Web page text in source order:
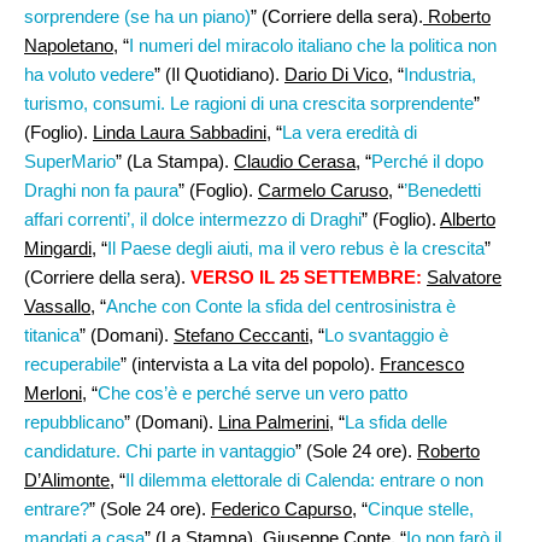
sorprendere (se ha un piano)” (Corriere della sera). Roberto
Napoletano, “I numeri del miracolo italiano che la politica non
ha voluto vedere” (Il Quotidiano). Dario Di Vico, “Industria,
turismo, consumi. Le ragioni di una crescita sorprendente”
(Foglio). Linda Laura Sabbadini, “La vera eredità di
SuperMario” (La Stampa). Claudio Cerasa, “Perché il dopo
Draghi non fa paura” (Foglio). Carmelo Caruso, “’Benedetti
affari correnti’, il dolce intermezzo di Draghi” (Foglio). Alberto
Mingardi, “Il Paese degli aiuti, ma il vero rebus è la crescita”
(Corriere della sera). VERSO IL 25 SETTEMBRE: Salvatore
Vassallo, “Anche con Conte la sfida del centrosinistra è
titanica” (Domani). Stefano Ceccanti, “Lo svantaggio è
recuperabile” (intervista a La vita del popolo). Francesco
Merloni, “Che cos’è e perché serve un vero patto
repubblicano” (Domani). Lina Palmerini, “La sfida delle
candidature. Chi parte in vantaggio” (Sole 24 ore). Roberto
D’Alimonte, “Il dilemma elettorale di Calenda: entrare o non
entrare?” (Sole 24 ore). Federico Capurso, “Cinque stelle,
mandati a casa” (La Stampa). Giuseppe Conte, “Io non farò il